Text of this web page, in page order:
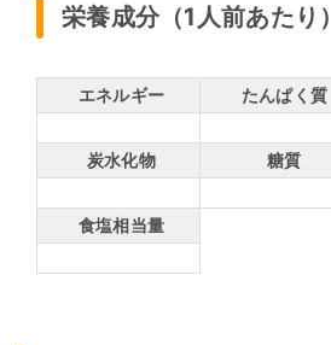
栄養成分（1人前あたり）
エネルギー たんぱく質
炭水化物 糖質
食塩相当量